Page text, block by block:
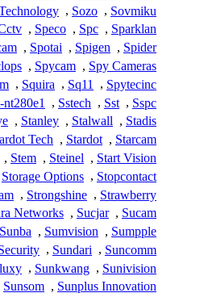
Sovmiku
,
Sozo
,
Sparklan
,
Spc
,
Speco
,
Spider
,
Spigen
,
Spotai
,
Spy Cameras
,
Spycam
,
Spytecinc
,
Sq11
,
Squira
,
Sspc
,
Sst
,
Sstech
,
nt280e1
Stadis
,
Stalwall
,
Stanley
,
Starcam
,
Stardot
,
Tech
Start Vision
,
Steinel
,
Stem
,
Stopcontact
,
Storage Options
Strawberry
,
Strongshine
,
Sucam
,
Sucjar
,
Networks
Sumpple
,
Sumvision
,
Sunba
Suncomm
,
Sundari
,
Sunivision
,
Sunkwang
,
Sunplus Innovation
,
Sunsom